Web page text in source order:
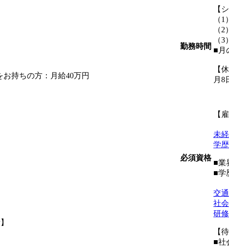
持ちの方：月給40万円
勤務時間
【
（
（
（
■月
【
月8
【
必須資格
未
学
■業
■学
交
社
研
【
■社